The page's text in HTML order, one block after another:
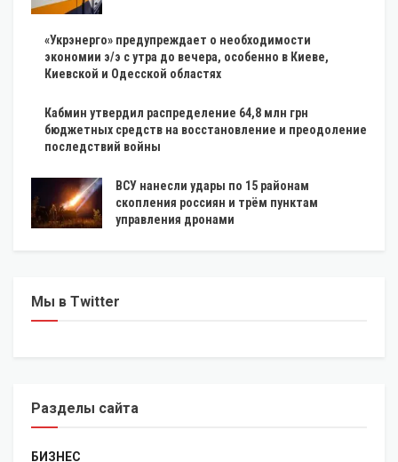
«Укрэнерго» предупреждает о необходимости
экономии э/э с утра до вечера, особенно в Киеве,
Киевской и Одесской областях
Кабмин утвердил распределение 64,8 млн грн
бюджетных средств на восстановление и преодоление
последствий войны
ВСУ нанесли удары по 15 районам
скопления россиян и трём пунктам
управления дронами
Мы в Twitter
Разделы сайта
БИЗНЕС